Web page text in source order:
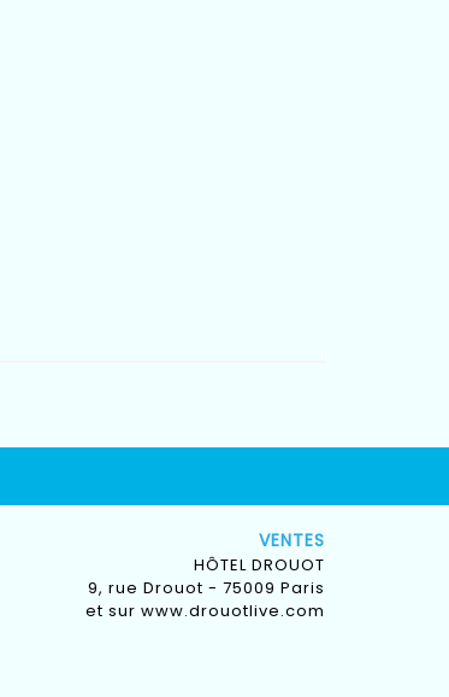
VENTES
HÔTEL DROUOT
9, rue Drouot - 75009 Paris
et sur www.drouotlive.com